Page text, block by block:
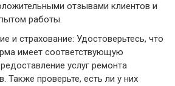
отзывами клиентов и
работы.
и страхование: Удостоверьтесь, что
имеет соответствующую
услуг ремонта
Также проверьте, есть ли у них